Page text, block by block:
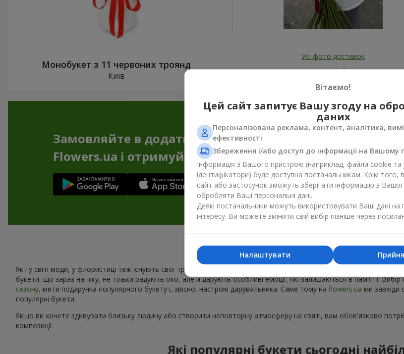
Монобукет з 11 червоних троянд
Київ
Усі фото доставок
Замовити цей товар
Замовляйте в додатку
Flowers.ua і отримуйте бонуси
Популярні букети — тренди
Як і у світі моди, у флористиці теж існують свої тренди. Щороку з'являються нові популярні букети, а деякі
букети, що зараз на піку, не тільки радують око, але й дарують особливі емоції, які залишаються в пам'яті.
сезону, мети подарунка популярного букету і, звісно, настрою дарувальника. Саме тому на flowers.ua ми завжди
популярні букети.
Якщо ви хочете здивувати близьку людину або створити неповторну атмосферу на святі, вам обов'язково
композиції.
Які популярні букети сьогодні
Вітаємо!
Цей сайт запитує Вашу згоду на
даних
Персоналізована реклама, контент, аналітика,
ефективності
Збереження і/або доступ до інформації на Вашому
Інформація з Вашого пристрою (наприклад, файли cookie та
ідентифікатори) буде доступна постачальникам. Крім того,
сайт або застосунок зможуть зберігати інформацію з
обробляти Ваші персональні дані.
Деякі постачальники можуть використовувати Ваші дані на
інтересу. Ви можете змінити свій вибір пізніше через
Налаштувати